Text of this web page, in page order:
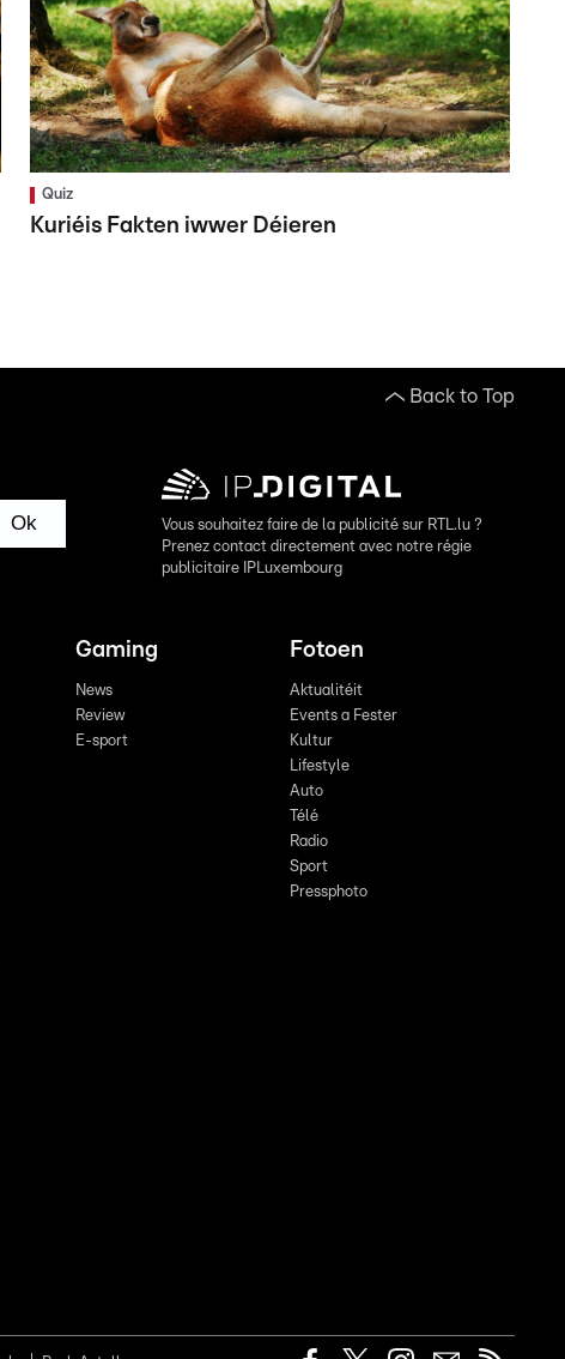
Quiz
Kuriéis Fakten iwwer Déieren
Back to Top
Ok
Vous souhaitez faire de la publicité sur RTL.lu ?
Prenez contact directement avec notre régie
publicitaire IPLuxembourg
Gaming
News
Review
E-sport
Fotoen
Aktualitéit
Events a Fester
Kultur
Lifestyle
Auto
Télé
Radio
Sport
Pressphoto